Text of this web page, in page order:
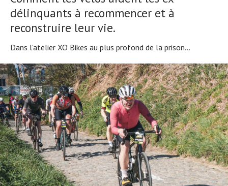
délinquants à recommencer et à
reconstruire leur vie.
Dans l'atelier XO Bikes au plus profond de la prison...